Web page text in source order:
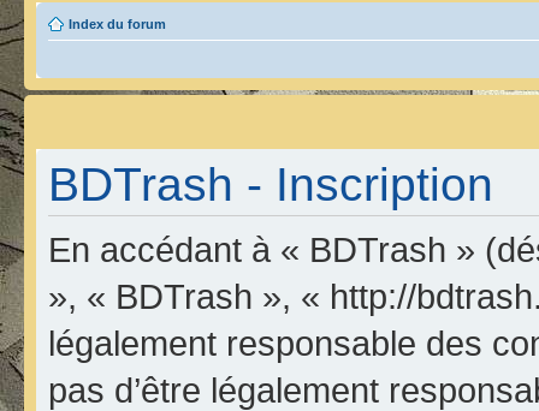
Index du forum
BDTrash - Inscription
En accédant à « BDTrash »
», « BDTrash », « http://
légalement responsable des
pas d’être légalement